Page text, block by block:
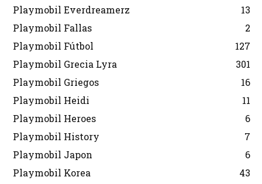
Playmobil Everdreamerz
13
Playmobil Fallas
2
Playmobil Fútbol
127
Playmobil Grecia Lyra
301
Playmobil Griegos
16
Playmobil Heidi
11
Playmobil Heroes
6
Playmobil History
7
Playmobil Japon
6
Playmobil Korea
43